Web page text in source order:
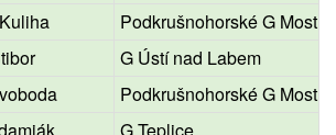
Podkrušnohorské G Most
G Ústí nad Labem
Podkrušnohorské G Most